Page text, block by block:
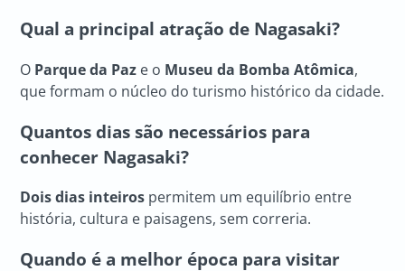
Qual a principal atração de Nagasaki?
O Parque da Paz e o Museu da Bomba Atômica,
que formam o núcleo do turismo histórico da cidade.
Quantos dias são necessários para
conhecer Nagasaki?
Dois dias inteiros permitem um equilíbrio entre
história, cultura e paisagens, sem correria.
Quando é a melhor época para visitar